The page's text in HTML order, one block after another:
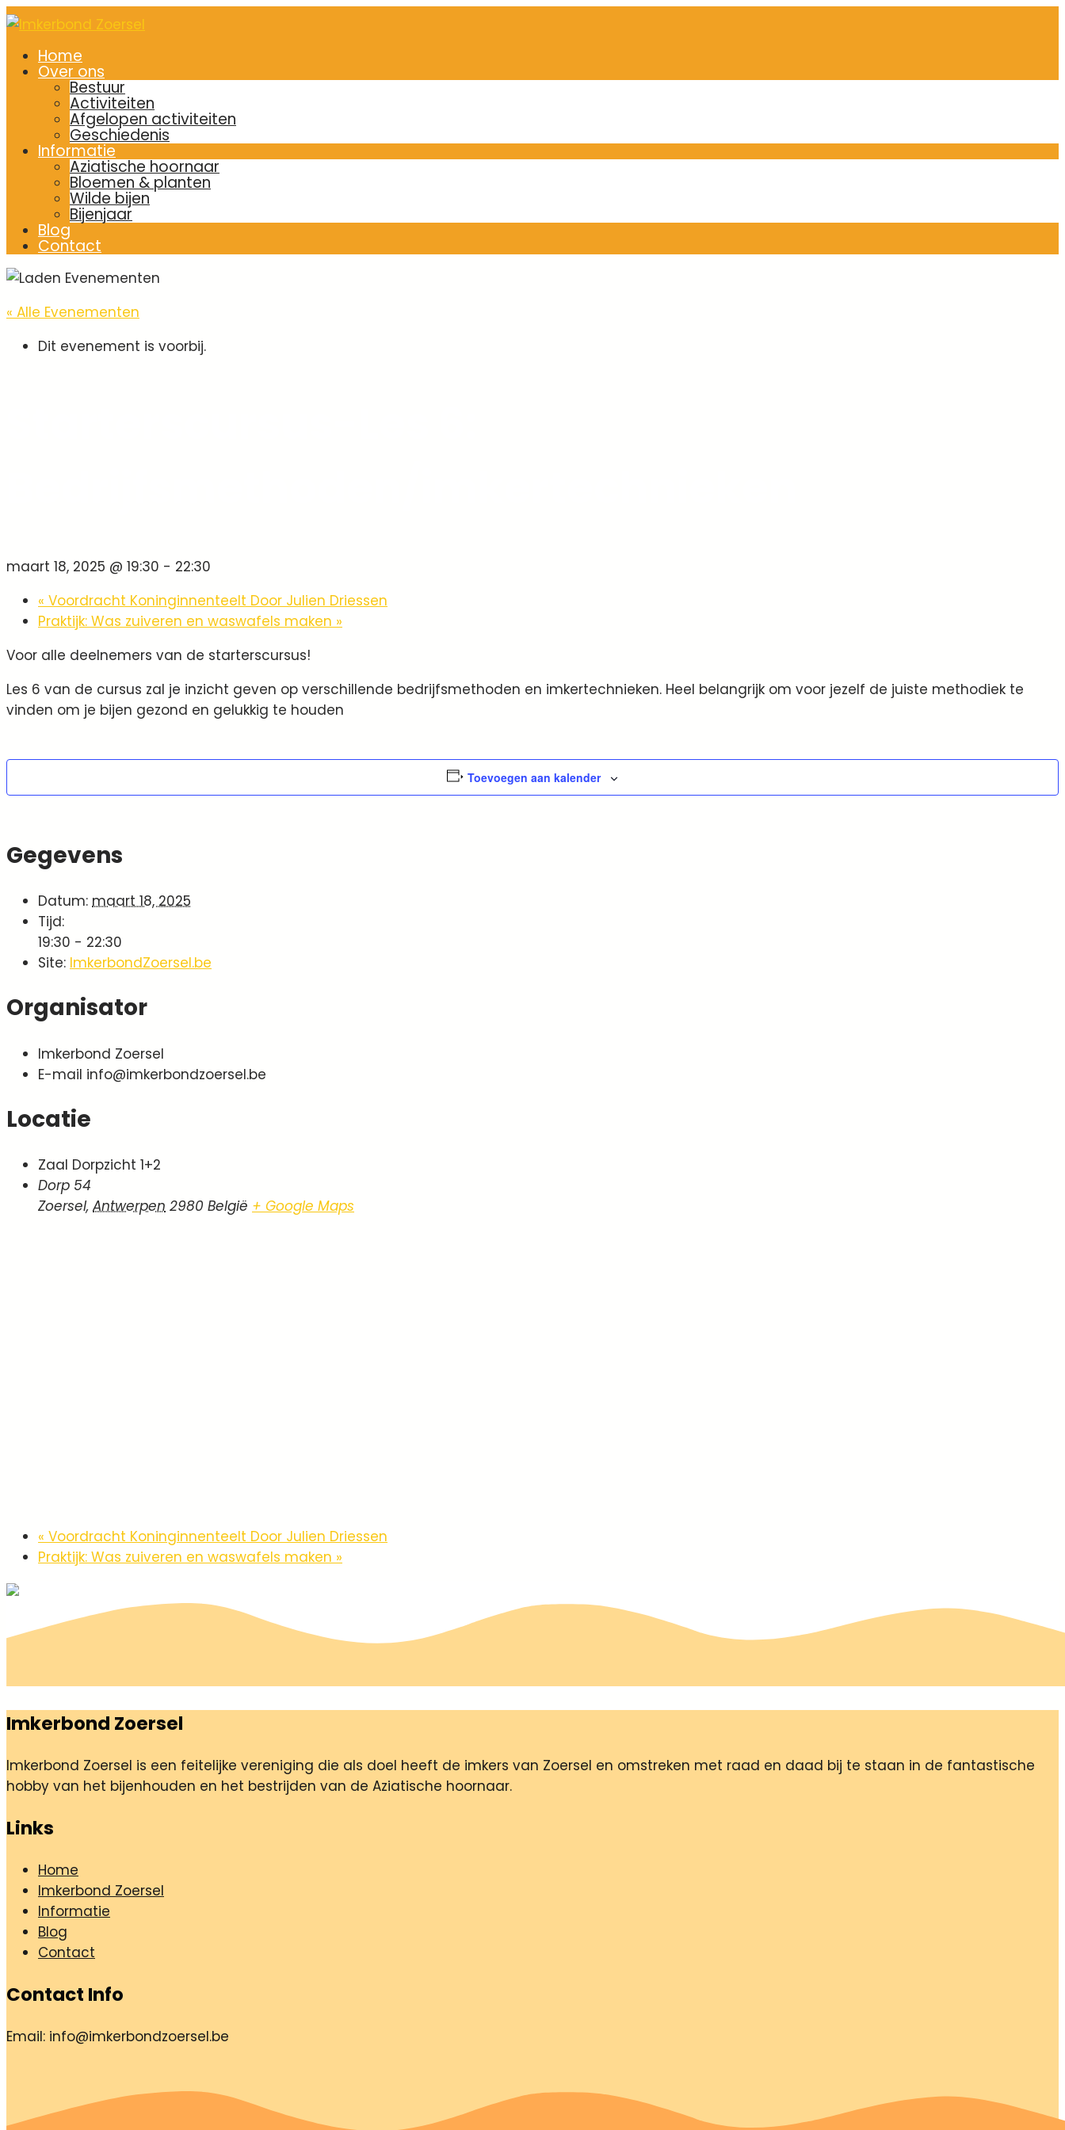
Home
Over ons
Bestuur
Activiteiten
Afgelopen activiteiten
Geschiedenis
Informatie
Aziatische hoornaar
Bloemen & planten
Wilde bijen
Bijenjaar
Blog
Contact
« Alle Evenementen
Dit evenement is voorbij.
maart 18, 2025 @ 19:30 - 22:30
« Voordracht Koninginnenteelt Door Julien Driessen
Praktijk: Was zuiveren en waswafels maken »
Voor alle deelnemers van de starterscursus!
Les 6 van de cursus zal je inzicht geven op verschillende bedrijfsmethoden en imkertechnieken. Heel belangrijk om voor jezelf de juiste methodiek te
vinden om je bijen gezond en gelukkig te houden
Toevoegen aan kalender
Gegevens
Datum: maart 18, 2025
Tijd:
19:30 - 22:30
Site: ImkerbondZoersel.be
Organisator
Imkerbond Zoersel
E-mail info@imkerbondzoersel.be
Locatie
Zaal Dorpzicht 1+2
Dorp 54
Zoersel, Antwerpen 2980 België + Google Maps
« Voordracht Koninginnenteelt Door Julien Driessen
Praktijk: Was zuiveren en waswafels maken »
Imkerbond Zoersel
Imkerbond Zoersel is een feitelijke vereniging die als doel heeft de imkers van Zoersel en omstreken met raad en daad bij te staan in de fantastische
hobby van het bijenhouden en het bestrijden van de Aziatische hoornaar.
Links
Home
Imkerbond Zoersel
Informatie
Blog
Contact
Contact Info
Email: info@imkerbondzoersel.be